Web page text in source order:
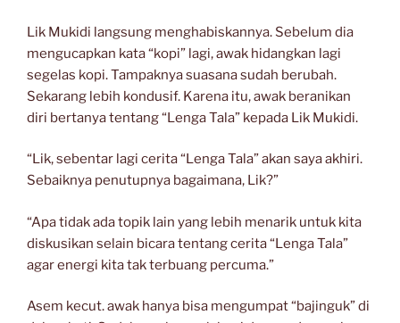
Lik Mukidi langsung menghabiskannya. Sebelum dia
mengucapkan kata “kopi” lagi, awak hidangkan lagi
segelas kopi. Tampaknya suasana sudah berubah.
Sekarang lebih kondusif. Karena itu, awak beranikan
diri bertanya tentang “Lenga Tala” kepada Lik Mukidi.
“Lik, sebentar lagi cerita “Lenga Tala” akan saya akhiri.
Sebaiknya penutupnya bagaimana, Lik?”
“Apa tidak ada topik lain yang lebih menarik untuk kita
diskusikan selain bicara tentang cerita “Lenga Tala”
agar energi kita tak terbuang percuma.”
Asem kecut. awak hanya bisa mengumpat “bajinguk” di